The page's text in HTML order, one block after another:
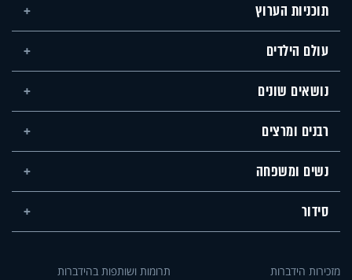
תוכניות הערוץ
עולם הילדים
נושאים שונים
רבנים ומרצים
נשים ומשפחה
סידור
מזכירות הידברות תרומות ושותפות בהידברות